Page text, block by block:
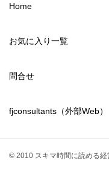
Home
お気に入り一覧
問合せ
fjconsultants（外部Web）
© 2010 スキマ時間に読める